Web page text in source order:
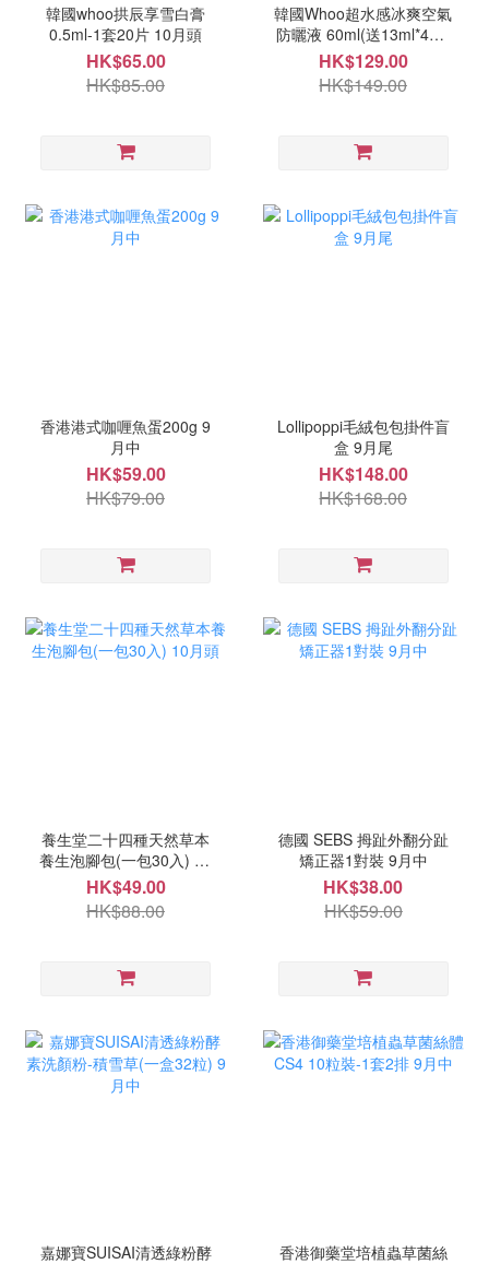
韓國whoo拱辰享雪白膏
0.5ml-1套20片 10月頭
HK$65.00
HK$85.00
韓國Whoo超水感冰爽空氣
防曬液 60ml(送13ml*4支)
10月頭
HK$129.00
HK$149.00
香港港式咖喱魚蛋200g 9
月中
HK$59.00
HK$79.00
Lollipoppi毛絨包包掛件盲
盒 9月尾
HK$148.00
HK$168.00
養生堂二十四種天然草本
養生泡腳包(一包30入) 10
月頭
HK$49.00
HK$88.00
德國 SEBS 拇趾外翻分趾
矯正器1對裝 9月中
HK$38.00
HK$59.00
嘉娜寶SUISAI清透綠粉酵
香港御藥堂培植蟲草菌絲